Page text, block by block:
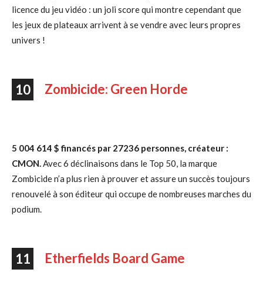
licence du jeu vidéo : un joli score qui montre cependant que
les jeux de plateaux arrivent à se vendre avec leurs propres
univers !
10 Zombicide: Green Horde
5 004 614 $ financés par 27236 personnes, créateur :
CMON. Avec 6 déclinaisons dans le Top 50, la marque
Zombicide n’a plus rien à prouver et assure un succès toujours
renouvelé à son éditeur qui occupe de nombreuses marches du
podium.
11 Etherfields Board Game